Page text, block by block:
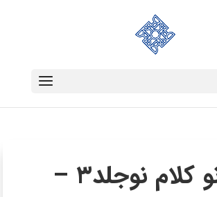
ماه نو کلام نوجلد۳ –